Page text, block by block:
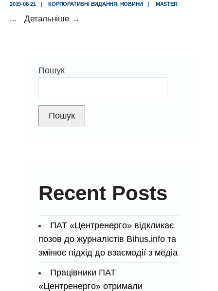
2019-08-21 | КОРПОРАТИВНІ ВИДАННЯ, НОВИНИ | MASTER
... Детальніше →
Пошук
Пошук
Recent Posts
ПАТ «Центренерго» відкликає
позов до журналістів Bihus.info та
змінює підхід до взаємодії з медіа
Працівники ПАТ
«Центренерго» отримали